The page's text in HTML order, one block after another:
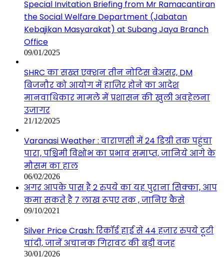
Special Invitation Briefing from Mr Ramacantiran
the Social Welfare Department (Jabatan
Kebajikan Masyarakat) at Subang Jaya Branch
Office
09/01/2025
SHRC का सख्त एक्शन तीन नोटिस बेअसर, DM
बिजनौर को आयोग में हाज़िर होने का आदेश
मानवाधिकार मामले में प्रशासन की खुली अवहेलना
उजागर
21/12/2025
Varanasi Weather : वाराणसी में 24 डिग्री तक पहुंचा
पारा, पश्चिमी विक्षोभ का प्रभाव समाप्त, जानिये आगे के
मौसम का हाल
06/02/2026
अगर आपके पास है 2 रुपये का यह पुराना सिक्का, आप
कमा सकते है 7 लाख रूपए तक , जानिए कैसे
09/10/2021
Silver Price Crash: रिकॉर्ड हाई से 44 हजार रुपये टूटी
चांदी, जानें अचानक गिरावट की बड़ी वजह
30/01/2026